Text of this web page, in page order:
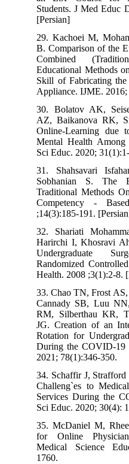
Students. J Med
[Persian]
29. Kachoei M,
B. Comparison of the
Combined
Educational Methods
Skill of Fabricating
Appliance. IJME.
30. Bolatov AK,
AZ, Baikanova RK,
Online-Learning
Mental Health
Sci Educ. 2020;
31. Shahsavari
Sobhanian S.
Traditional Methods
Competency -
;14(3):185-191.
32. Shariati
Harirchi I, Khosravi
Undergraduate
Randomized
Health. 2008 ;3(1):2-8.
33. Chao TN, Frost
Cannady SB, Luu
RM, Silberthau KR,
JG. Creation of an
Rotation for
During the COVID-
2021; 78(1):346-350.
34. Schaffir J,
Challeng`es to
Services During the
Sci Educ. 2020; 30(4):
35. McDaniel M,
for Online
Medical Science
1760.